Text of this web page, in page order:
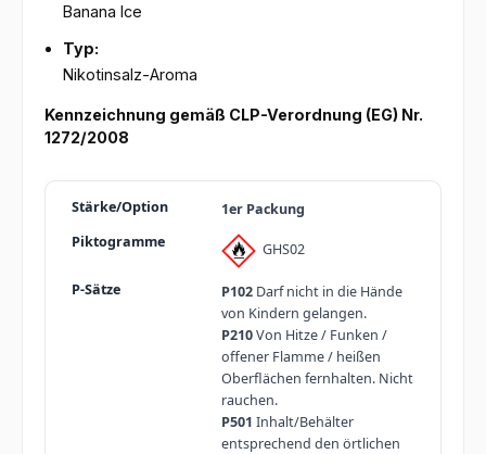
Banana Ice
Typ:
Nikotinsalz-Aroma
Kennzeichnung gemäß CLP-Verordnung (EG) Nr.
1272/2008
1er Packung
GHS02
P102Darf nicht in die Hände
von Kindern gelangen.
P210Von Hitze / Funken /
offener Flamme / heißen
Oberflächen fernhalten. Nicht
rauchen.
P501 Inhalt/Behälter
entsprechend den örtlichen